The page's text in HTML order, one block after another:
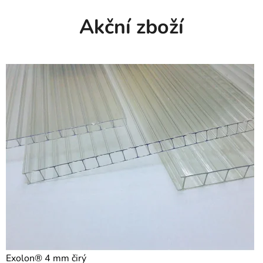
B
O
N
Á
T
Akční zboží
Exolon® 4 mm čirý